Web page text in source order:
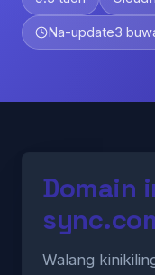
Na-update3
Domain
Walang